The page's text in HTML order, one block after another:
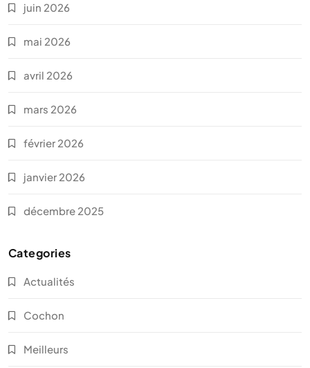
juin 2026
mai 2026
avril 2026
mars 2026
février 2026
janvier 2026
décembre 2025
Categories
Actualités
Cochon
Meilleurs